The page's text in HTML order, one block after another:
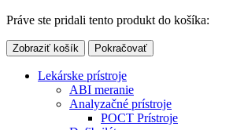
Práve ste pridali tento produkt do košíka:
Zobraziť košík Pokračovať
Lekárske prístroje
ABI meranie
Analyzačné prístroje
POCT Prístroje